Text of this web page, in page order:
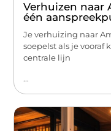
Verhuizen naar
één
Je verhuizing naar
soepelst als je vooraf
centrale lijn
...